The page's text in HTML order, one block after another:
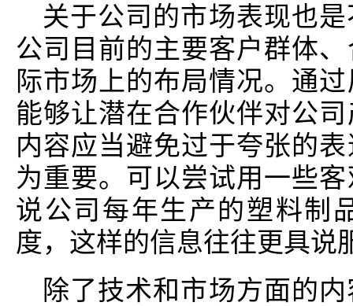
关于公司的市场表现也
公司目前的主要客户群体
际市场上的布局情况。通
能够让潜在合作伙伴对公
内容应当避免过于夸张的
为重要。可以尝试用一些
说公司每年生产的塑料制
度，这样的信息往往更具说
除了技术和市场方面的